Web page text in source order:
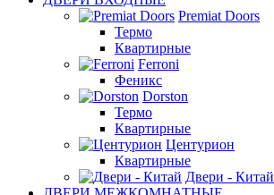
Premiat Doors
Термо
Квартирные
Ferroni
Феникс
Dorston
Термо
Квартирные
Центурион
Квартирные
Двери - Китай